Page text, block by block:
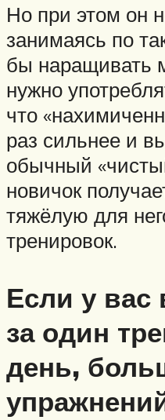
Но при этом он
занимаясь по
бы наращивать
нужно
что
раз сильнее и
обычный
новичок
тяжёлую для
тренировок.
Если у вас
за один
день,